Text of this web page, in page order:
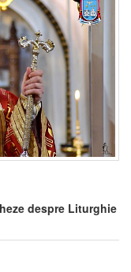
despre Liturghie